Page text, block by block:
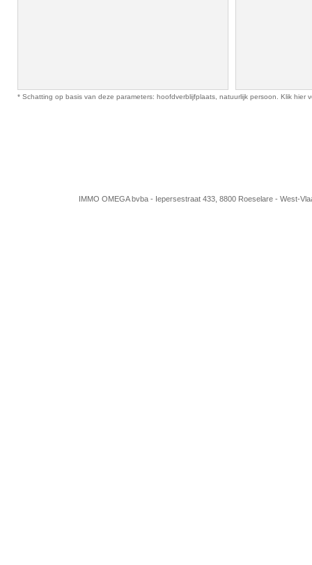
* Schatting op basis van deze parameters: hoofdverblijfplaats, natuurlijk persoon. Klik hier
IMMO OMEGA bvba - Iepersestraat 433, 8800 Roeselare - West-